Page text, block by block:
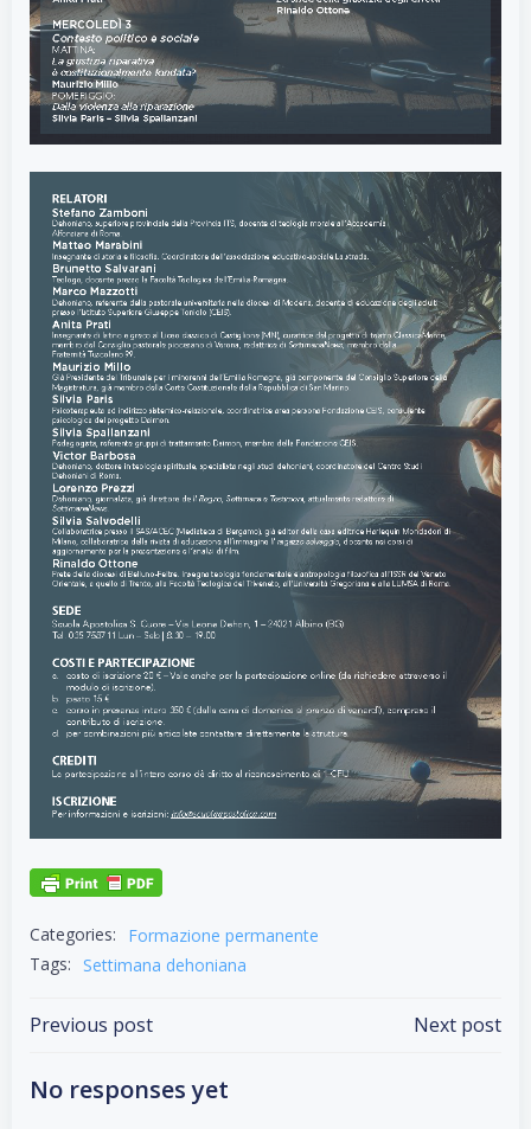
Categories:
Formazione permanente
Tags:
Settimana dehoniana
Post
navigation
Previous post Next post
No responses yet